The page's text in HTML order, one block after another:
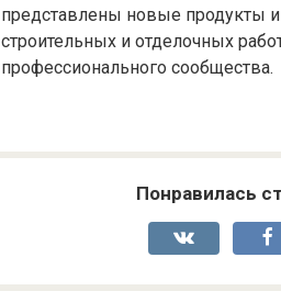
представлены новые продукты
строительных и отделочных
профессионального сообщества.
Понравилась